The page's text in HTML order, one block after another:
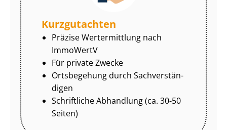
Kurzgutachten
Präzise Wertermittlung nach
ImmoWertV
Für private Zwecke
Ortsbegehung durch Sach­ver­stän­
di­gen
Schriftliche Abhandlung (ca. 30-50
Seiten)